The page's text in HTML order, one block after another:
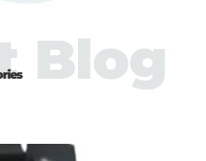
Blog